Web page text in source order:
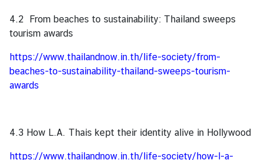
r
A
f
a
i
มุ
4.2 From beaches to sustainability: Thailand sweeps
tourism awards
https://www.thailandnow.in.th/life-society/from-
beaches-to-sustainability-thailand-sweeps-tourism-
awards
4.3 How L.A. Thais kept their identity alive in Hollywood
https://www.thailandnow.in.th/life-society/how-l-a-